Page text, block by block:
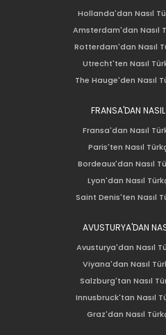
Hollanda'dan Nasıl
Amsterdam'dan Nasıl
Rotterdam'dan Nasıl
Utrecht'ten Nasıl
The Hauge'den Nasıl
FRANSA'DAN
Fransa'dan Nasıl
Paris'ten Nasıl
Bordeaux'dan Nasıl
Lyon'dan Nasıl
Saint Denis'ten Nasıl
AVUSTURYA'DAN
Avusturya'dan Nasıl
Viyana'dan Nasıl
Salzburg'tan Nasıl
Innusbruck'tan Nasıl
Graz'dan Nasıl